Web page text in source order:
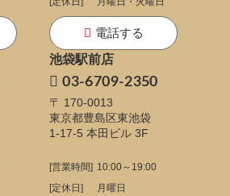
電話する
池袋駅前店
03-6709-2350
〒 170-0013
東京都豊島区東池袋
1-17-5 本田ビル 3F
[営業時間] 10:00～19:00
[定休日]
月曜日